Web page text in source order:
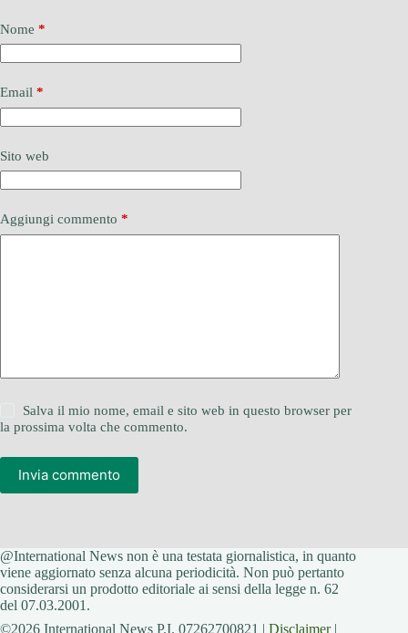
Nome *
Email *
Sito web
Aggiungi commento *
Salva il mio nome, email e sito web in questo browser per
la prossima volta che commento.
Invia commento
@International News non è una testata giornalistica, in quanto
viene aggiornato senza alcuna periodicità. Non può pertanto
considerarsi un prodotto editoriale ai sensi della legge n. 62
del 07.03.2001.
©2026 International News P.I. 07262700821 | Disclaimer|